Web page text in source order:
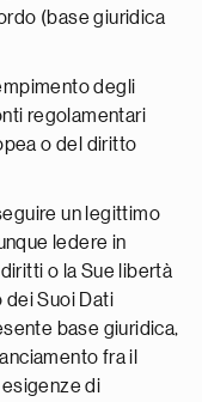
(base giuridica
degli
regolamentari
o del diritto
un legittimo
ledere in
o la Sue libertà
dei Suoi Dati
base giuridica,
fra il
di